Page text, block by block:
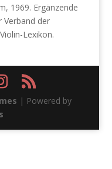
1969. Ergänzende
Verband der
Lexikon.
| Powered by